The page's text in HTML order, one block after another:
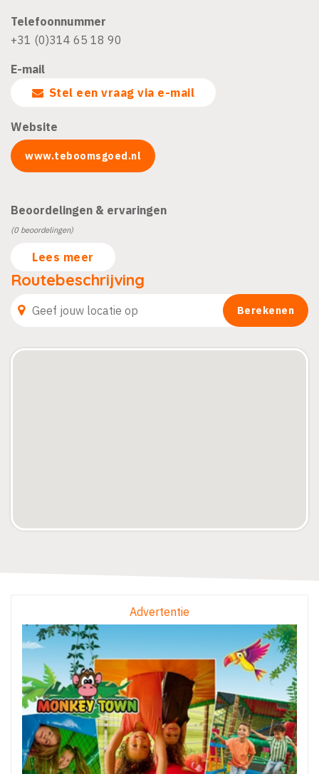
Telefoonnummer
+31 (0)314 65 18 90
E-mail
Stel een vraag via e-mail
Website
www.teboomsgoed.nl
Beoordelingen & ervaringen
(0 beoordelingen)
Lees meer
Routebeschrijving
Advertentie